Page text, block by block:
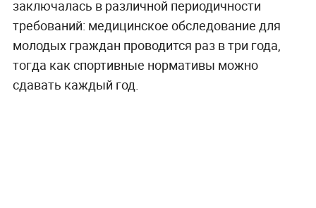
заключалась в различной периодичности
требований: медицинское обследование для
молодых граждан проводится раз в три года,
тогда как спортивные нормативы можно
сдавать каждый год.